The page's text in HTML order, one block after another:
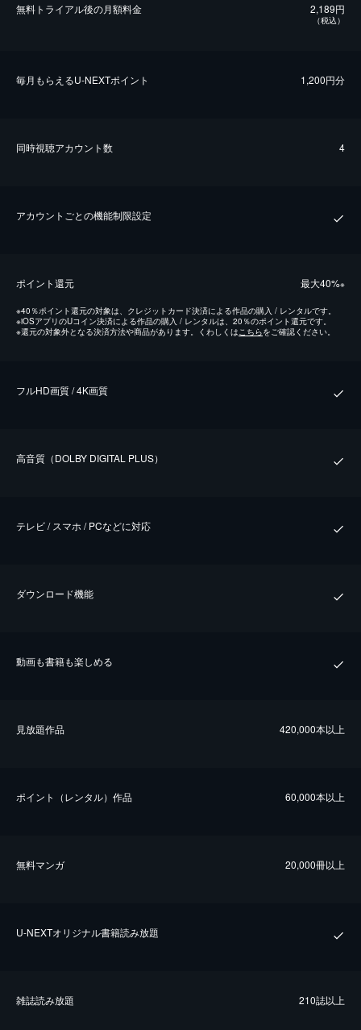
無料トライアル後の⽉額料金 2,189円
（税込）
毎⽉もらえるU-NEXTポイント 1,200円分
同時視聴アカウント数 4
アカウントごとの機能制限設定
ポイント還元 最⼤40%※
※40％ポイント還元の対象は、クレジットカード決済による作品の購入 / レンタルです。
※iOSアプリのUコイン決済による作品の購入 / レンタルは、20％のポイント還元です。
※還元の対象外となる決済方法や商品があります。くわしくは こちらをご確認ください。
フルHD画質 / 4K画質
⾼⾳質（DOLBY DIGITAL PLUS）
テレビ / スマホ / PCなどに対応
ダウンロード機能
動画も書籍も楽しめる
⾒放題作品 420,000本以上
ポイント（レンタル）作品 60,000本以上
無料マンガ 20,000冊以上
U-NEXTオリジナル書籍読み放題
雑誌読み放題 210誌以上